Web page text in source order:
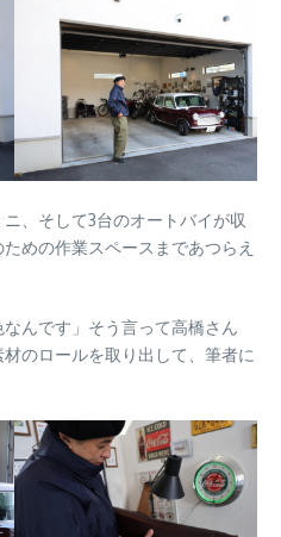
、そして3台のオートバイが収
めの作業スペースまであつらえ
なんです」そう言って高橋さん
のロールを取り出して、筆者に